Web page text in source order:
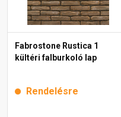
Fabrostone Rustica 1
kültéri falburkoló lap
Rendelésre